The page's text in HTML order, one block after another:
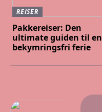
REISER
Pakkereiser: Den
ultimate guiden til en
bekymringsfri ferie